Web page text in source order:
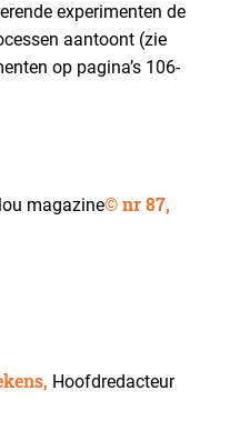
experimenten de
aantoont (zie
op pagina’s 106-
magazine©nr 87,
Hoofdredacteur